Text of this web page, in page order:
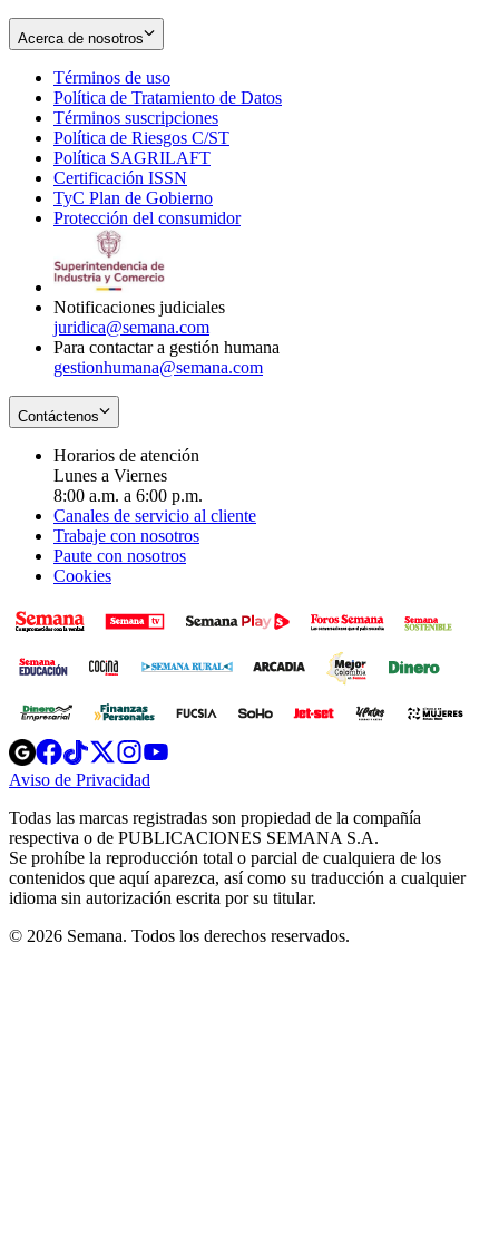
Acerca de nosotros
Términos de uso
in
new
window
Política de Tratamiento de Datos
Términos suscripciones
in
Política de Riesgos C/ST
Política SAGRILAFT
new
window
Certificación ISSN
in
new
TyC Plan de Gobierno
in
Protección del consumidorOpens
Notificaciones judiciales
juridica@semana.com
Para contactar a gestión humana
gestionhumana@semana.com
Contáctenos
Horarios de atención
Lunes a Viernes
8:00 a.m. a 6:00 p.m.
Canales de servicio al cliente
Trabaje con nosotros
Paute con nosotros
Cookies
Opens
in
new
Opens
in
new
Opens
in
new
window
Opens
new
windowwindow
Aviso de Privacidad
new
window
Todas las marcas registradas son propiedad de la compañía
respectiva o de PUBLICACIONES SEMANA S.A.
Se prohíbe la reproducción total o parcial de cualquiera de los
contenidos que aquí aparezca, así como su traducción a cualquier
idioma sin autorización escrita por su titular.
© 2026 Semana. Todos los derechos reservados.